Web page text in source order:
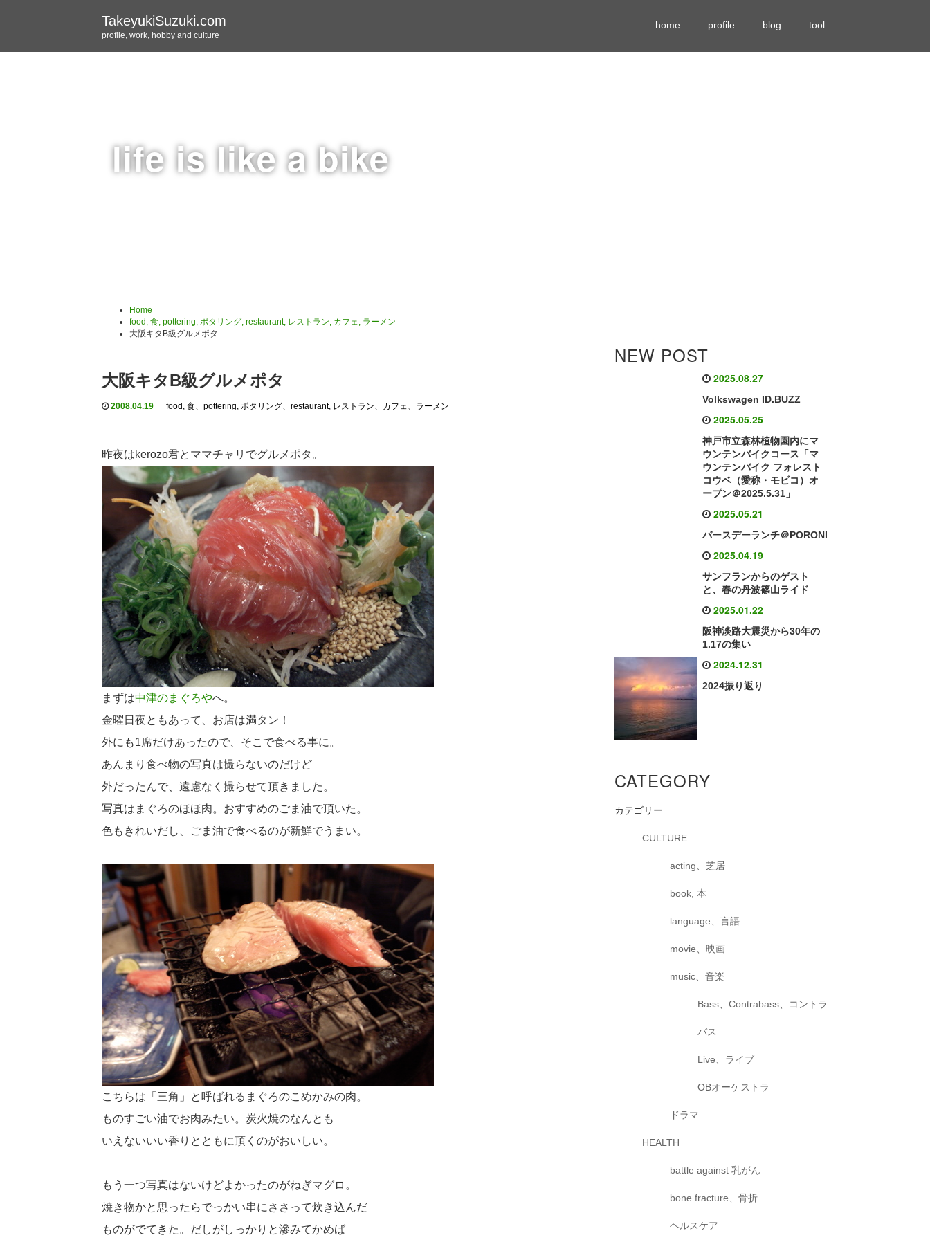
TakeyukiSuzuki.com
profile, work, hobby and culture
home profile blog tool
life is like a bike
Home
food, 食, pottering, ポタリング, restaurant, レストラン, カフェ, ラーメン
大阪キタB級グルメポタ
大阪キタB級グルメポタ
2008.04.19 food, 食、 pottering, ポタリング、 restaurant, レストラン、 カフェ、 ラーメン
昨夜はkerozo君とママチャリでグルメポタ。
まずは中津のまぐろやへ。
金曜日夜ともあって、お店は満タン！
外にも1席だけあったので、そこで食べる事に。
あんまり食べ物の写真は撮らないのだけど
外だったんで、遠慮なく撮らせて頂きました。
写真はまぐろのほほ肉。おすすめのごま油で頂いた。
色もきれいだし、ごま油で食べるのが新鮮でうまい。
こちらは「三角」と呼ばれるまぐろのこめかみの肉。
ものすごい油でお肉みたい。炭火焼のなんとも
いえないいい香りとともに頂くのがおいしい。
もう一つ写真はないけどよかったのがねぎマグロ。
焼き物かと思ったらでっかい串にささって炊き込んだ
ものがでてきた。だしがしっかりと滲みてかめば
NEW POST
2025.08.27
Volkswagen ID.BUZZ
2025.05.25
神戸市立森林植物園内にマ
ウンテンバイクコース「マ
ウンテンバイク フォレスト
コウベ（愛称・モビコ）オ
ープン＠2025.5.31」
2025.05.21
バースデーランチ＠PORONI
2025.04.19
サンフランからのゲスト
と、春の丹波篠山ライド
2025.01.22
阪神淡路大震災から30年の
1.17の集い
2024.12.31
2024振り返り
CATEGORY
カテゴリー
CULTURE
acting、芝居
book, 本
language、言語
movie、映画
music、音楽
Bass、Contrabass、コントラ
バス
Live、ライブ
OBオーケストラ
ドラマ
HEALTH
battle against 乳がん
bone fracture、骨折
ヘルスケア